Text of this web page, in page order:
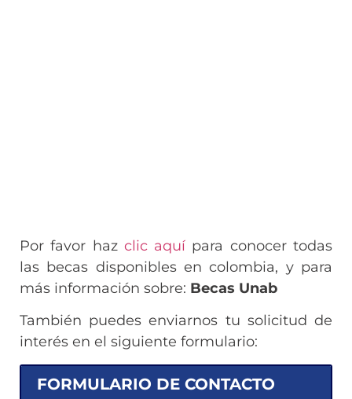
Por favor haz clic aquí para conocer todas
las becas disponibles en colombia, y para
más información sobre: Becas Unab
También puedes enviarnos tu solicitud de
interés en el siguiente formulario:
FORMULARIO DE CONTACTO